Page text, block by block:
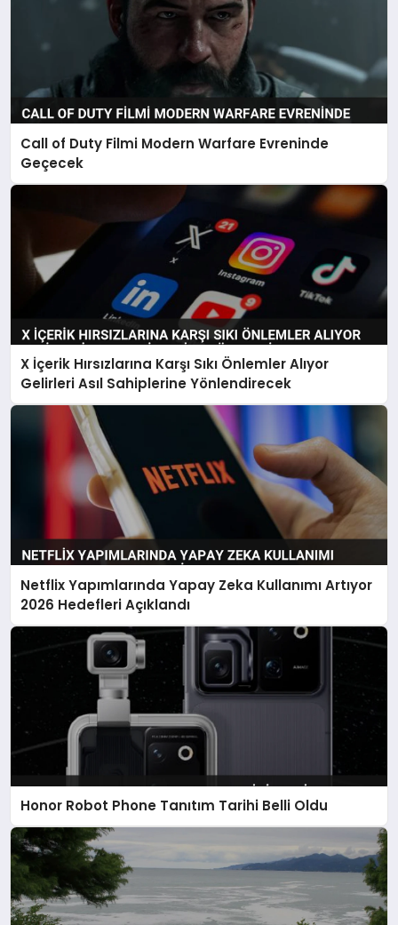
Call of Duty Filmi Modern Warfare Evreninde
Geçecek
X İçerik Hırsızlarına Karşı Sıkı Önlemler Alıyor
Gelirleri Asıl Sahiplerine Yönlendirecek
Netflix Yapımlarında Yapay Zeka Kullanımı Artıyor
2026 Hedefleri Açıklandı
Honor Robot Phone Tanıtım Tarihi Belli Oldu